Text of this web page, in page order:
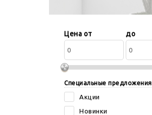
Сортировать
по:
Цена от до
Специальные предложения
Акции
Новинки